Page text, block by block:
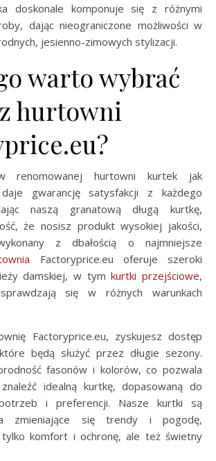
doskonale komponuje się z różnymi
dając nieograniczone możliwości w
jesienno-zimowych stylizacji.
warto wybrać
hurtowni
renomowanej hurtowni kurtek jak
daje gwarancję satysfakcji z każdego
naszą granatową długą kurtkę,
że nosisz produkt wysokiej jakości,
z dbałością o najmniejsze
Factoryprice.eu oferuje szeroki
damskiej, w tymkurtki przejściowe,
się w różnych warunkach
Factoryprice.eu, zyskujesz dostęp
będą służyć przez długie sezony.
fasonów i kolorów, co pozwala
idealną kurtkę, dopasowaną do
potrzeb i preferencji. Nasze kurtki są
zmieniające się trendy i pogodę,
tylko komfort i ochronę, ale też świetny